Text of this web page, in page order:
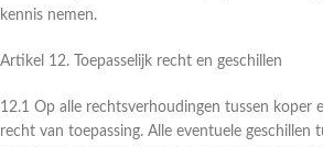
kennis nemen.
Artikel 12. Toepasselijk recht en geschillen
12.1 Op alle rechtsverhoudingen tussen koper
recht van toepassing. Alle eventuele geschillen